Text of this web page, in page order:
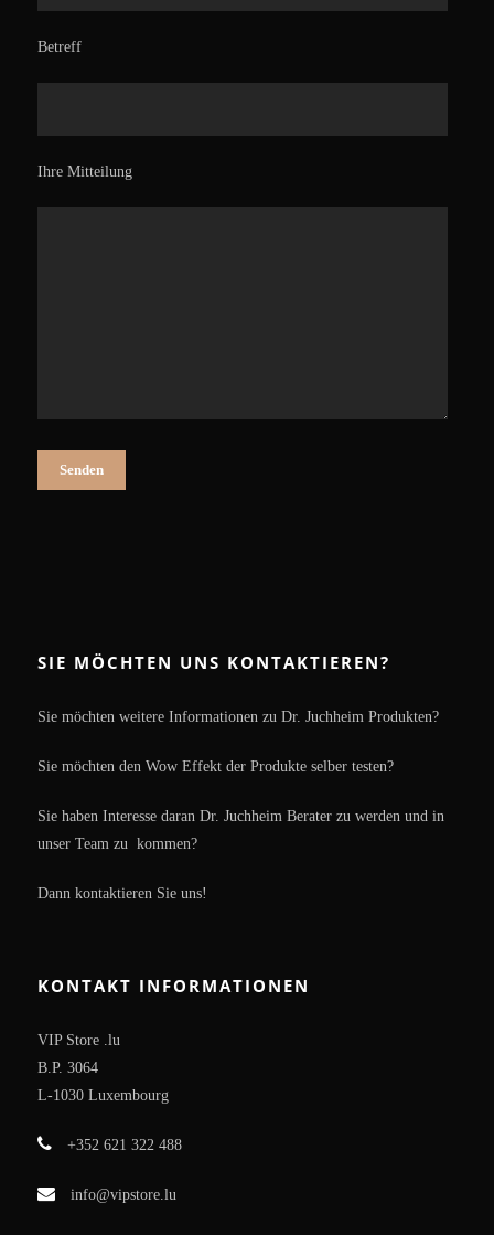
Betreff
Ihre Mitteilung
SIE MÖCHTEN UNS KONTAKTIEREN?
Sie möchten weitere Informationen zu Dr. Juchheim Produkten?
Sie möchten den Wow Effekt der Produkte selber testen?
Sie haben Interesse daran Dr. Juchheim Berater zu werden und in
unser Team zu kommen?
Dann kontaktieren Sie uns!
KONTAKT INFORMATIONEN
VIP Store .lu
B.P. 3064
L-1030 Luxembourg
+352 621 322 488
info@vipstore.lu